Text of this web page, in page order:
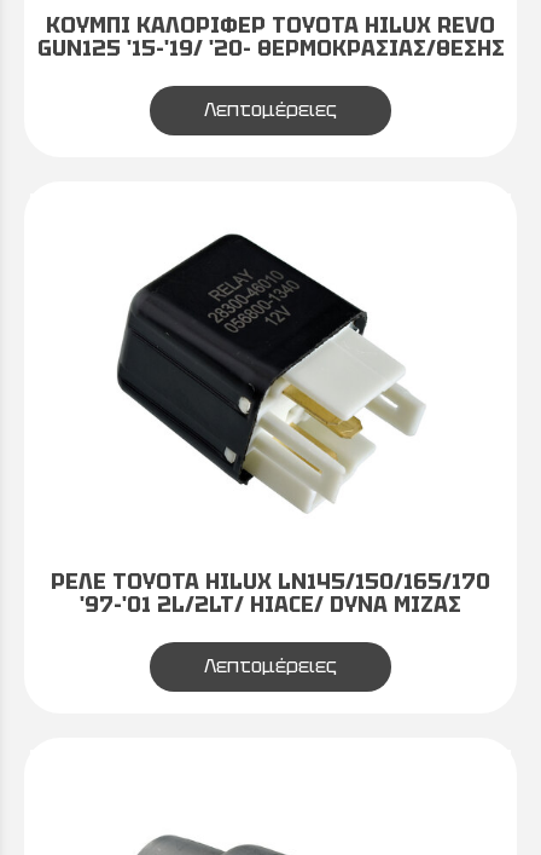
ΚΟΥΜΠΙ ΚΑΛΟΡΙΦΕΡ TOYOTA HILUX REVO
GUN125 '15-'19/ '20- ΘΕΡΜΟΚΡΑΣΙΑΣ/ΘΕΣΗΣ
Λεπτομέρειες
ΡΕΛΕ TOYOTA HILUX LN145/150/165/170
'97-'01 2L/2LT/ HIACE/ DYNA ΜΙΖΑΣ
Λεπτομέρειες